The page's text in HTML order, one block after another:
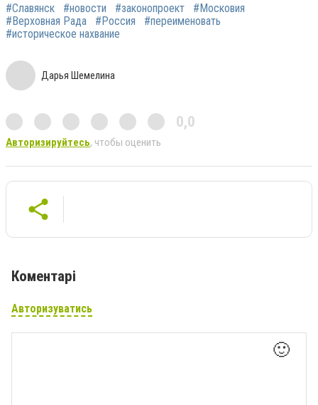
#Славянск #новости #законопроект
#Московия
#Верховная Рада
#Россия
#переименовать
#историческое нахвание
Дарья Шемелина
0,0
Авторизируйтесь, чтобы оценить
Коментарі
Авторизуватись
🙂